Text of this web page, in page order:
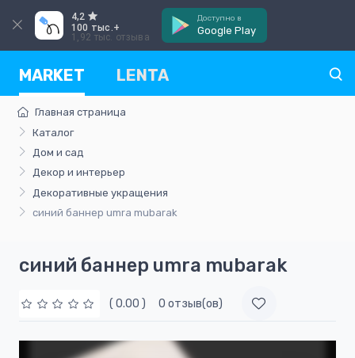
4,2
100 тыс.+
1,92 тыс. отзыва
Доступно в
Google Play
MARKET LENTA
Главная страница
Каталог
Дом и сад
Декор и интерьер
Декоративные укращения
синий баннер umra mubarak
синий баннер umra mubarak
( 0.00 ) 0 отзыв(ов)